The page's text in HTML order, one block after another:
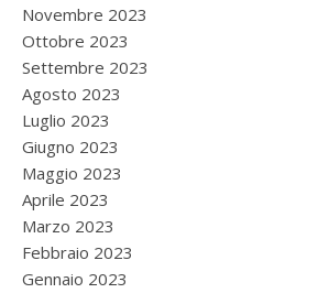
Novembre 2023
Ottobre 2023
Settembre 2023
Agosto 2023
Luglio 2023
Giugno 2023
Maggio 2023
Aprile 2023
Marzo 2023
Febbraio 2023
Gennaio 2023